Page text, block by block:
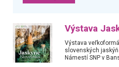
Výstava
Výstava
slovenských
Námestí SNP v